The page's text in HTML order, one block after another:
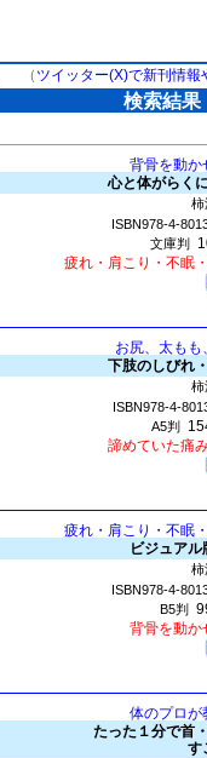
（ ツイッター(X)で新刊情
検索結果
背骨を動か
心と体がらく
ISBN978-4-
文庫判
疲れ・肩こり・不眠
お尻、太も
下肢のしびれ
ISBN978-4-
A5判
諦めていた痛
疲れ・肩こり・不眠
ビジュア
ISBN978-4-
B5判
背骨を動か
体のプロが
たった１分で首
す